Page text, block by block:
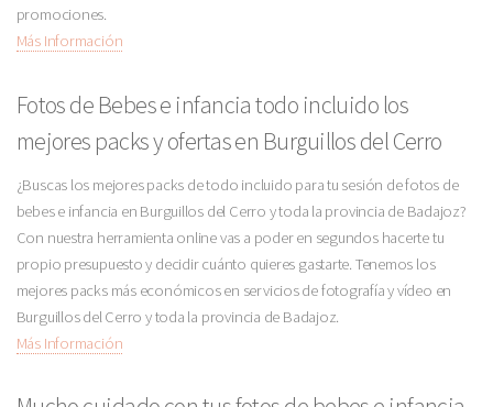
promociones.
Más Información
Fotos de Bebes e infancia todo incluido los
mejores packs y ofertas en Burguillos del Cerro
¿Buscas los mejores packs de todo incluido para tu sesión de fotos de
bebes e infancia en Burguillos del Cerro y toda la provincia de Badajoz?
Con nuestra herramienta online vas a poder en segundos hacerte tu
propio presupuesto y decidir cuánto quieres gastarte. Tenemos los
mejores packs más económicos en servicios de fotografía y vídeo en
Burguillos del Cerro y toda la provincia de Badajoz.
Más Información